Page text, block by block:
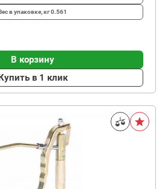
в упаковке, кг0.561
В корзину
в 1 клик